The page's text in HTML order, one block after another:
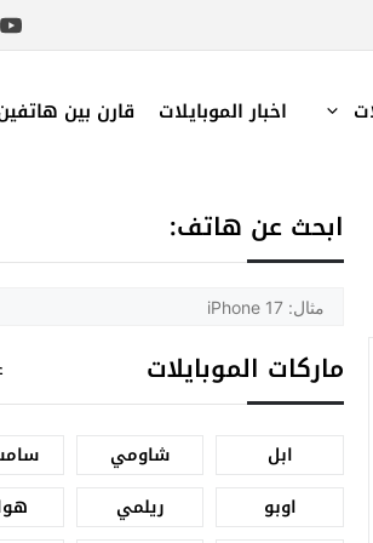
اخبار الموبايلات قارن بين
ابحث عن هاتف:
ماركات الموبايلات
ابل شاومي
اوبو
ريلمي